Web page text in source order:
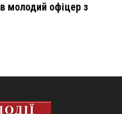
молодий офіцер з